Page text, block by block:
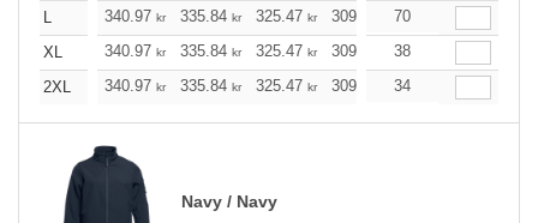
L
340.97 kr 335.84 kr 325.47 kr 309.97 294.47
70
XL
340.97 kr 335.84 kr 325.47 kr 309.97 294.47
38
2XL
340.97 kr 335.84 kr 325.47 kr 309.97 294.47
34
Navy / Navy